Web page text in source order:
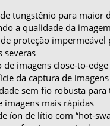
tungstênio para maior
a qualidade da imagem
proteção impermeável
severas
de imagens close-to-
da captura de imagens
sem fio robusta para
imagens mais rápidas
íon de lítio com “hot-